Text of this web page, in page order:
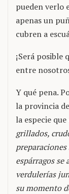
pueden verlo
apenas un
cubren a
¡Será
entre
Y qué pena.
la provincia
la especie
grillados,
espárragos se
verdulerías
su momento